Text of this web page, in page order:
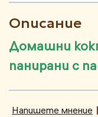
Описание
Домашни
панирани с
Напишете мнение |